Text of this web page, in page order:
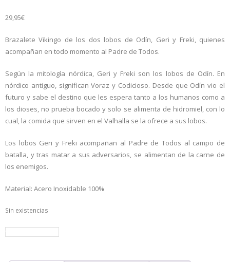
de 5 en
s de
29,95€
Brazalete Vikingo de los dos lobos de Odín, Geri y Freki, quienes
acompañan en todo momento al Padre de Todos.
Según la mitología nórdica, Geri y Freki son los lobos de Odín. En
nórdico antiguo, significan Voraz y Codicioso. Desde que Odín vio el
futuro y sabe el destino que les espera tanto a los humanos como a
los dioses, no prueba bocado y solo se alimenta de hidromiel, con lo
cual, la comida que sirven en el Valhalla se la ofrece a sus lobos.
Los lobos Geri y Freki acompañan al Padre de Todos al campo de
batalla, y tras matar a sus adversarios, se alimentan de la carne de
los enemigos.
Material: Acero Inoxidable 100%
Sin existencias
volver a la tienda